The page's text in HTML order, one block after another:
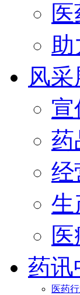
助
风
宣
药
经
生
药讯
医药